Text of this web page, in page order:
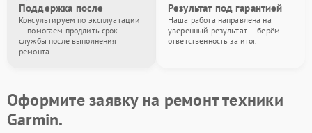
Поддержка после
Консультируем по эксплуатации
— помогаем продлить срок
службы после выполнения
ремонта.
Результат под гарантией
Наша работа направлена на
уверенный результат — берём
ответственность за итог.
Оформите заявку на ремонт техники
Garmin.